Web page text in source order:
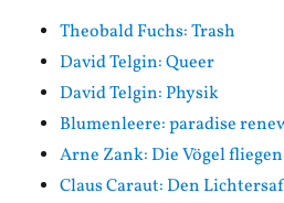
Theobald Fuchs: Trash
David Telgin: Queer
David Telgin: Physik
Blumenleere: paradise
Arne Zank: Die Vögel
Claus Caraut: Den